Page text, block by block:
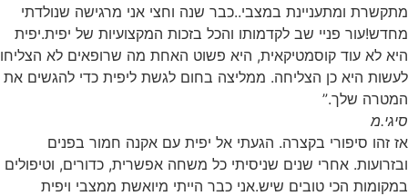
מתקשרת ומתעניינת במצבי..כבר שנה וחצי אני מרגישה שנולדתי
מחדש!עור פניי שב לקדמותו והכל בזכות המקצועיות של יפית.יפית
היא לא עוד קוסמטיקאית, היא פשוט האחת מה שרופאים לא הצליחו
לעשות היא כן הצליחה. ממליצה בחום לגשת ליפית כדי להגשים את
המטרה שלך.”
סיגי.מ
אז זהו סיפורי בקצרה. הגעתי אל יפית עם אקנה חמור בפנים
ובזרועות. אחרי שנים שניסיתי כל משחה אפשרית, כדורים, וטיפולים
במקומות הכי טובים שיש.אני כבר הייתי מיואשת ממצבי ויפית